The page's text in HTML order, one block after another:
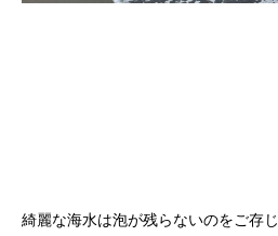
綺麗な海水は泡が残らないのをご存